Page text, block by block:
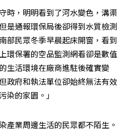
時，明明看到了河水變色，溝渠
是通報環保局後卻得到水質檢測
部民眾冬季早晨起床開窗，看到
環保署的空品監測網看卻是數值
生活環境在廠商進駐後確實變
政府和執法單位卻始終無法有效
染的家園。」
產業周邊生活的民眾都不陌生。